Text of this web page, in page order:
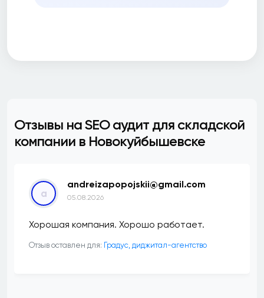
Отзывы на SEO аудит для складской
компании в Новокуйбышевске
a
andreizapopojskii@gmail.com
05.08.2026
Хорошая компания. Хорошо работает.
Отзыв оставлен для: ​Градус, диджитал-агентство